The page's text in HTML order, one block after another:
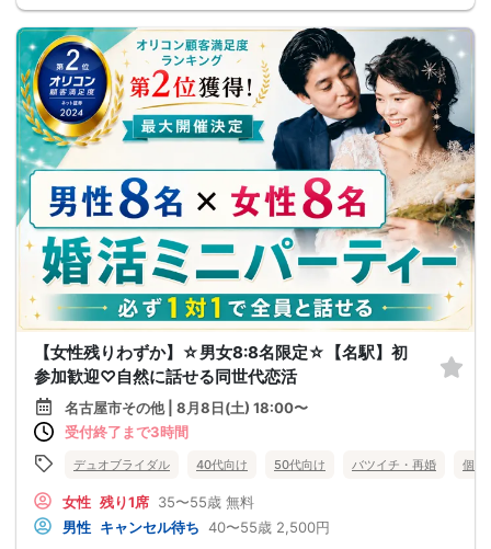
【女性残りわずか】☆男女8:8名限定☆【名駅】初
参加歓迎♡自然に話せる同世代恋活
名古屋市その他 | 8月8日(土) 18:00〜
受付終了まで3時間
デュオブライダル 40代向け 50代向け バツイチ・再婚 個室
女性 残り1席 35〜55歳 無料
男性 キャンセル待ち 40〜55歳 2,500円